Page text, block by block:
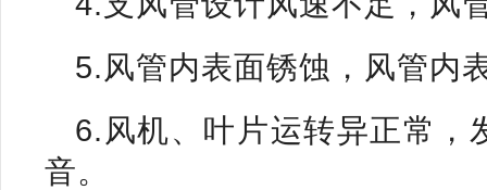
5.风管内表面锈蚀，风管内
6.风机、叶片运转异正常，
音。